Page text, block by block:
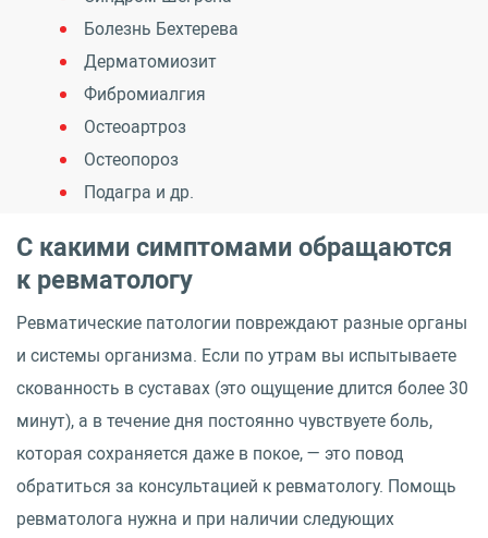
Болезнь Бехтерева
Дерматомиозит
Фибромиалгия
Остеоартроз
Остеопороз
Подагра и др.
С какими симптомами обращаются
к ревматологу
Ревматические патологии повреждают разные органы
и системы организма. Если по утрам вы испытываете
скованность в суставах (это ощущение длится более 30
минут), а в течение дня постоянно чувствуете боль,
которая сохраняется даже в покое, — это повод
обратиться за консультацией к ревматологу. Помощь
ревматолога нужна и при наличии следующих